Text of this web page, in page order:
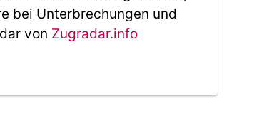
bei Unterbrechungen und
von Zugradar.info